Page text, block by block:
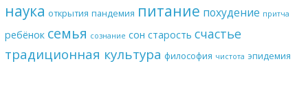
наука открытия пандемия питание похудение притча
ребёнок семья сознание сон старость счастье
традиционная культура философия чистота эпидемия